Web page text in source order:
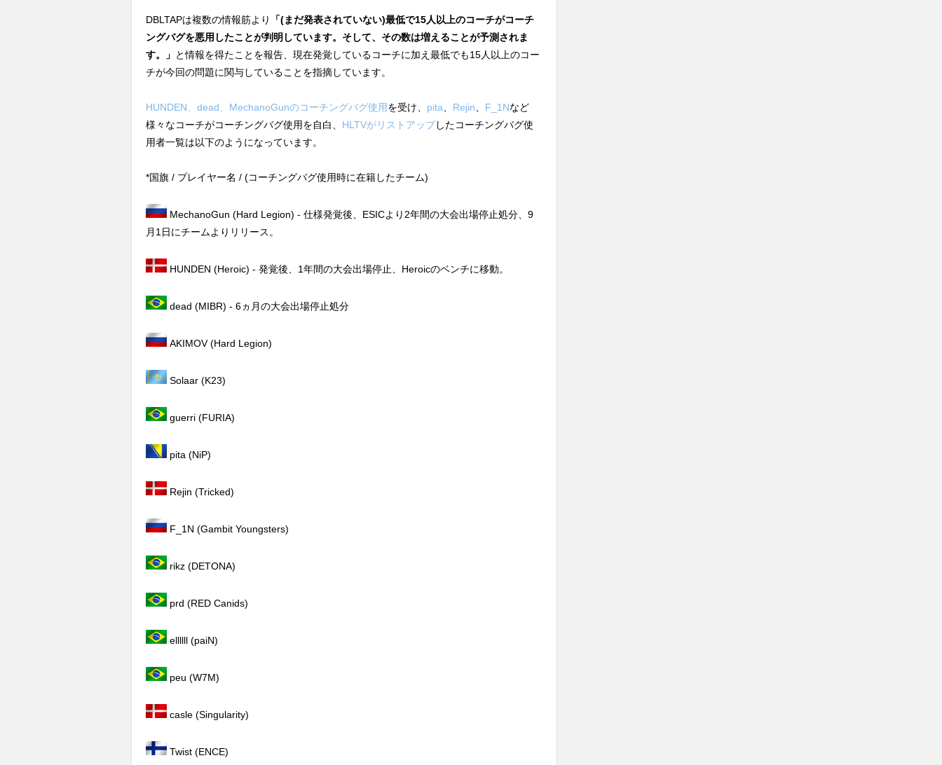
DBLTAPは複数の情報筋より
「(まだ発表されていない)最低で15人以上のコーチがコーチ
ングバグを悪用したことが判明しています。そして、その数は増えることが予測されま
す。」 と情報を得たことを報告、現在発覚しているコーチに加え最低でも15人以上のコー
チが今回の問題に関与していることを指摘しています。
HUNDEN、dead、MechanoGunのコーチングバグ使用を受け、 pita、 Rejin、 F_1Nなど
様々なコーチがコーチングバグ使用を自白、 HLTVがリストアップしたコーチングバグ使
用者一覧は以下のようになっています。
*国旗 / プレイヤー名 / (コーチングバグ使用時に在籍したチーム)
MechanoGun (Hard Legion) - 仕様発覚後、ESICより2年間の大会出場停止処分、9
月1日にチームよりリリース。
HUNDEN (Heroic) - 発覚後、1年間の大会出場停止、Heroicのベンチに移動。
dead (MIBR) - 6ヵ月の大会出場停止処分
AKIMOV (Hard Legion)
Solaar (K23)
guerri (FURIA)
pita (NiP)
Rejin (Tricked)
F_1N (Gambit Youngsters)
rikz (DETONA)
prd (RED Canids)
ellllll (paiN)
peu (W7M)
casle (Singularity)
Twist (ENCE)